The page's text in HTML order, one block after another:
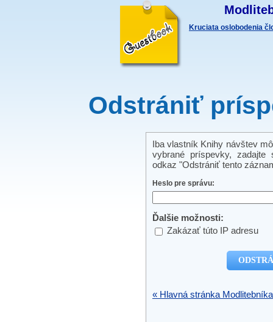
Kruciata oslobodenia
Odstrániť
Iba vlastník Knihy návštev
vybrané príspevky,
odkaz "Odstrániť tento
Heslo pre správu:
Ďalšie možnosti:
Zakázať túto IP adresu
« Hlavná stránka Modlitebníka